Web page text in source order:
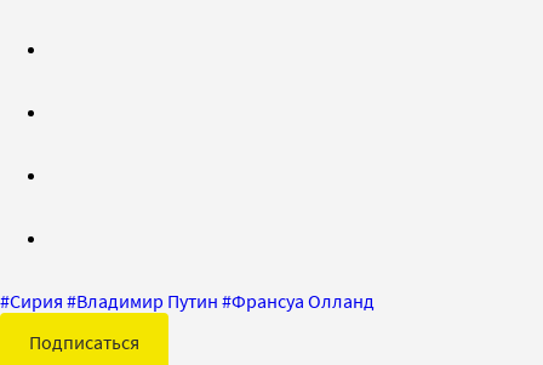
#Сирия #Владимир Путин #Франсуа Олланд
Подписаться